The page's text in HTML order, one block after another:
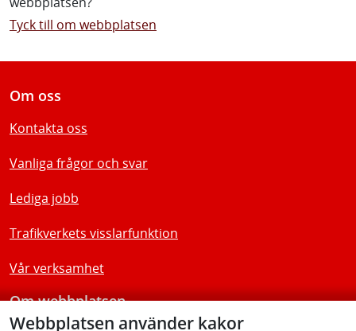
Webbplatsen använder kakor
Tyck till om webbplatsen
Om oss
Kontakta oss
Vanliga frågor och svar
Lediga jobb
Trafikverkets visslarfunktion
Vår verksamhet
Om webbplatsen